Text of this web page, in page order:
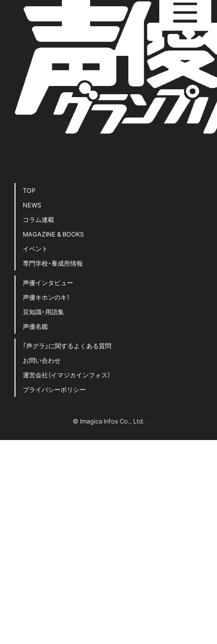
TOP
NEWS
コラム連載
MAGAZINE & BOOKS
イベント
専門学校・養成所情報
声優インタビュー
声優キホンのキ！
豆知識・用語集
声優名鑑
「声グラ」に関するよくある質問
お問い合わせ
運営会社（イマジカインフォス）
プライバシーポリシー
© Imagica Infos Co., Ltd.